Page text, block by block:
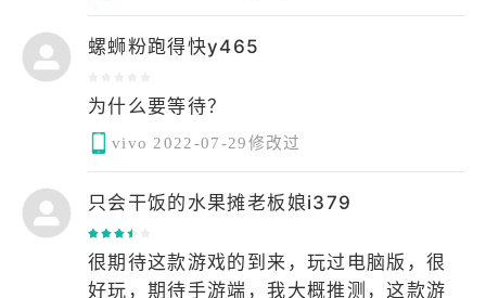
螺蛳粉跑得快y465
为什么要等待？
vivo 2022-07-29修改过
只会干饭的水果摊老板娘i379
很期待这款游戏的到来，玩过电脑版，很
好玩，期待手游端，我大概推测，这款游